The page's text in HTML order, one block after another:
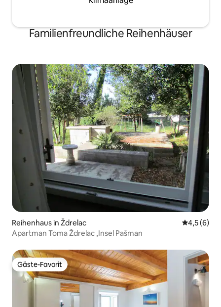
Familienfreundliche Reihenhäuser
Reihenhaus in Ždrelac
4,5 (6)
Apartman Toma Ždrelac ,Insel Pašman
Gäste-Favorit
Gäste-Favorit